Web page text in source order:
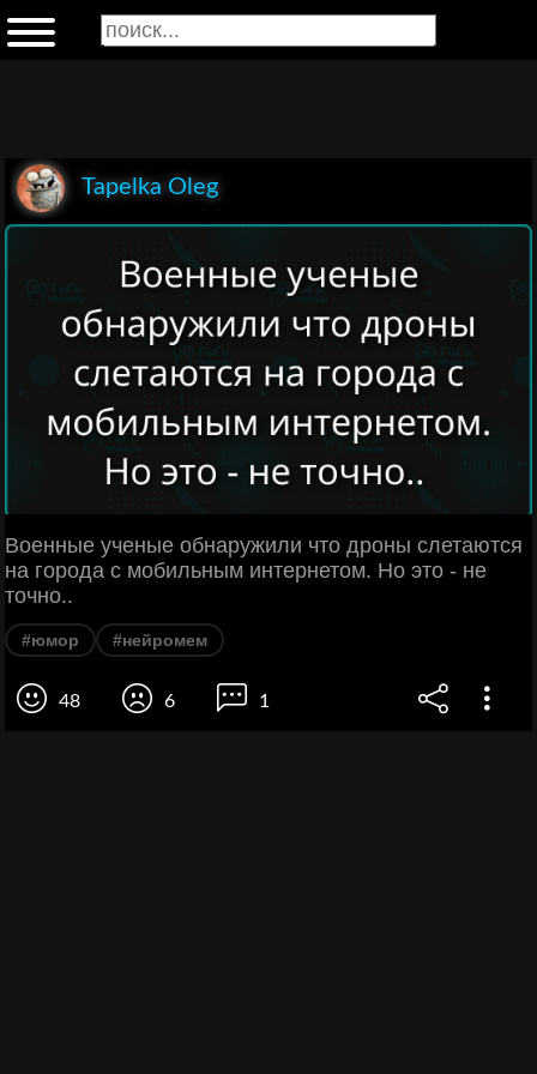
Tapelka Oleg
Военные ученые обнаружили что дроны слетаются
на города с мобильным интернетом. Но это - не
точно..
#юмор #нейромем
48 6 1